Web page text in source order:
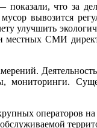
что за дело
вывозится
улучшить
местных СМИ
мониторинги.
операторов